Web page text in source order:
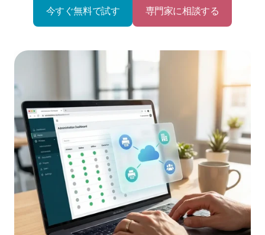
今すぐ無料で試す 専門家に相談する